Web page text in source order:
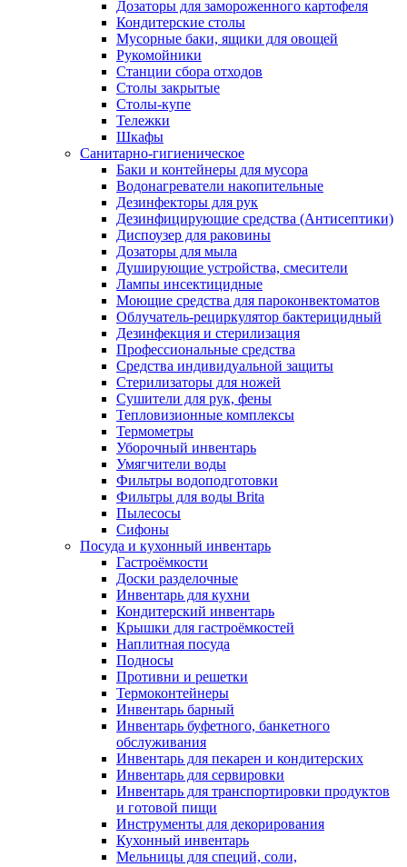
Дозаторы для замороженного картофеля
Кондитерские столы
Мусорные баки, ящики для овощей
Рукомойники
Станции сбора отходов
Столы закрытые
Столы-купе
Тележки
Шкафы
Санитарно-гигиеническое
Баки и контейнеры для мусора
Водонагреватели накопительные
Дезинфекторы для рук
Дезинфицирующие средства (Антисептики)
Диспоузер для раковины
Дозаторы для мыла
Душирующие устройства, смесители
Лампы инсектицидные
Моющие средства для пароконвектоматов
Облучатель-рециркулятор бактерицидный
Дезинфекция и стерилизация
Профессиональные средства
Средства индивидуальной защиты
Стерилизаторы для ножей
Сушители для рук, фены
Тепловизионные комплексы
Термометры
Уборочный инвентарь
Умягчители воды
Фильтры водоподготовки
Фильтры для воды Brita
Пылесосы
Сифоны
Посуда и кухонный инвентарь
Гастроёмкости
Доски разделочные
Инвентарь для кухни
Кондитерский инвентарь
Крышки для гастроёмкостей
Наплитная посуда
Подносы
Противни и решетки
Термоконтейнеры
Инвентарь барный
Инвентарь буфетного, банкетного
обслуживания
Инвентарь для пекарен и кондитерских
Инвентарь для сервировки
Инвентарь для транспортировки продуктов
и готовой пищи
Инструменты для декорирования
Кухонный инвентарь
Мельницы для специй, соли,